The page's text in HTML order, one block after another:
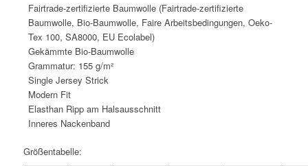
Fairtrade-zertifizierte Baumwolle (Fairtrade-zertifizierte
Baumwolle, Bio-Baumwolle, Faire Arbeitsbedingungen, Oeko-
Tex 100, SA8000, EU Ecolabel)
Gekämmte Bio-Baumwolle
Grammatur: 155 g/m²
Single Jersey Strick
Modern Fit
Elasthan Ripp am Halsausschnitt
Inneres Nackenband
Größentabelle: